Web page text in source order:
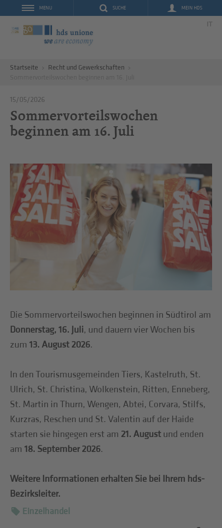
SUCHE MEIN HDS
MENU
IT
Startseite
Recht und Gewerkschaften
15/05/2026
Sommervorteilswochen
beginnen am 16. Juli
Die Sommervorteilswochen beginnen in Südtirol am
Donnerstag, 16. Juli, und dauern vier Wochen bis
zum13. August 2026.
In den Tourismusgemeinden Tiers, Kastelruth, St.
Ulrich, St. Christina, Wolkenstein, Ritten, Enneberg,
St. Martin in Thurn, Wengen, Abtei, Corvara, Stilfs,
Kurzras, Reschen und St. Valentin auf der Haide
starten sie hingegen erst am 21. August und enden
am18. September 2026.
Weitere Informationen erhalten Sie bei Ihrem hds-
Bezirksleiter.
Einzelhandel